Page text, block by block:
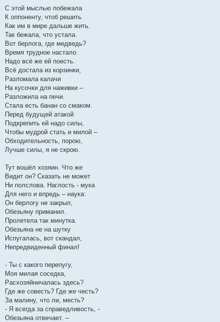
С этой мыслью побежала
К оппоненту, чтоб решить
Как им в мире дальше жить.
Так бежала, что устала.
Вот берлога, где медведь?
Время трудное настало.
Надо всё же ей поесть.
Всё достала из корзинки,
Разломала калачи
На кусочки для наживки –
Разложила на печи.
Стала есть банан со смаком.
Перед будущей атакой
Подкрепить ей надо силы,
Чтобы мудрой стать и милой –
Обходительность, порою,
Лучше силы, я не скрою.
Тут вошёл хозяин. Что же
Видит он? Сказать не может
Ни полслова. Наглость - мука
Для него и впредь – наука:
Он берлогу не закрыл,
Обезьяну приманил.
Пролетела так минутка.
Обезьяна не на шутку
Испугалась, вот скандал,
Непредвиденный финал!
- Ты с какого перепугу,
Моя милая соседка,
Расхозяйничалась здесь?
Где же совесть? Где же честь?
За малину, что ли, месть?
- Я всегда за справедливость, -
Обезьяна отвечает. –